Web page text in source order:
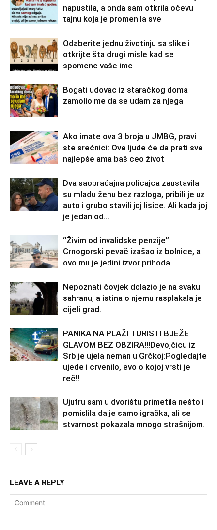
napustila, a onda sam otkrila očevu
tajnu koja je promenila sve
Odaberite jednu životinju sa slike i
otkrijte šta drugi misle kad se
spomene vaše ime
Bogati udovac iz staračkog doma
zamolio me da se udam za njega
Ako imate ova 3 broja u JMBG, pravi
ste srećnici: Ove ljude će da prati sve
najlepše ama baš ceo život
Dva saobraćajna policajca zaustavila
su mladu ženu bez razloga, pribili je uz
auto i grubo stavili joj lisice. Ali kada joj
je jedan od...
“Živim od invalidske penzije”
Crnogorski pevač izašao iz bolnice, a
ovo mu je jedini izvor prihoda
Nepoznati čovjek dolazio je na svaku
sahranu, a istina o njemu rasplakala je
cijeli grad.
PANIKA NA PLAŽI TURISTI BJEŽE
GLAVOM BEZ OBZIRA!!!Devojčicu iz
Srbije ujela neman u Grčkoj:Pogledajte
ujede i crvenilo, evo o kojoj vrsti je
reč!!
Ujutru sam u dvorištu primetila nešto i
pomislila da je samo igračka, ali se
stvarnost pokazala mnogo strašnijom.
LEAVE A REPLY